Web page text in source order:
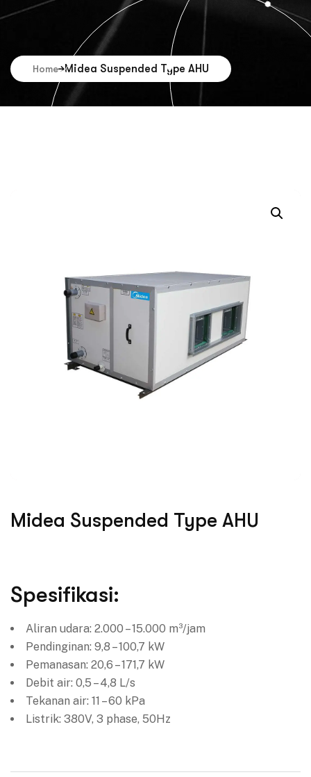
Home Midea Suspended Type AHU
Midea Suspended Type AHU
Spesifikasi:
Aliran udara: 2.000 – 15.000 m³/jam
Pendinginan: 9,8 – 100,7 kW
Pemanasan: 20,6 – 171,7 kW
Debit air: 0,5 – 4,8 L/s
Tekanan air: 11 – 60 kPa
Listrik: 380V, 3 phase, 50Hz